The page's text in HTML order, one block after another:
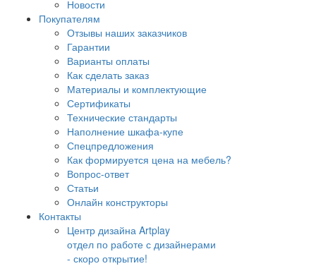
Новости
Покупателям
Отзывы наших заказчиков
Гарантии
Варианты оплаты
Как сделать заказ
Материалы и комплектующие
Сертификаты
Технические стандарты
Наполнение шкафа-купе
Спецпредложения
Как формируется цена на мебель?
Вопрос-ответ
Статьи
Онлайн конструкторы
Контакты
Центр дизайна Artplay
отдел по работе с дизайнерами
- скоро открытие!